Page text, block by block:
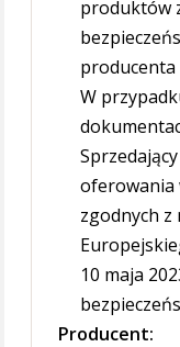
produktów
W
oferowania
zgodnych
10 maja
Producent: